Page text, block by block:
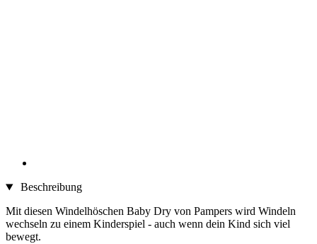
Beschreibung
Mit diesen Windelhöschen Baby Dry von Pampers wird Windeln
wechseln zu einem Kinderspiel - auch wenn dein Kind sich viel
bewegt.